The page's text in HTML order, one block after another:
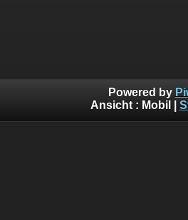
Powered by
Ansicht : Mobil